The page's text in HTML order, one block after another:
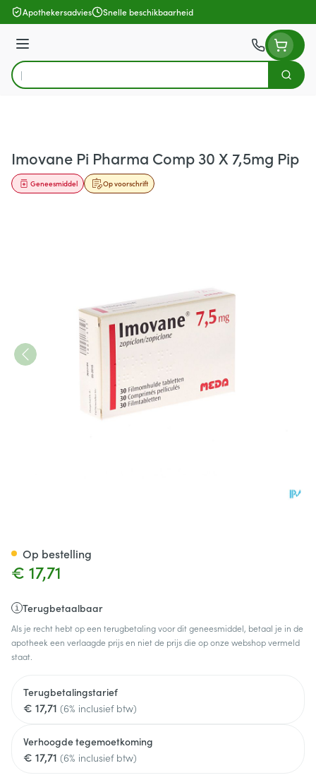
Ga naar de inhoud
Apothekersadvies Snelle beschikbaarheid
Menu
Product, merk, categorie...
Zoek
Imovane Pi Pharma Comp 30 X 7,5mg Pip
Op voorschrift
Geneesmiddel
€ 17,71
Terugbetaalbaar
Als je recht hebt op een terugbetaling voor dit geneesmiddel, betaal je in de
apotheek een verlaagde prijs en niet de prijs die op onze webshop vermeld
staat.
Terugbetalingstarief
€ 17,71 (6% inclusief btw)
Verhoogde tegemoetkoming
€ 17,71 (6% inclusief btw)
Op bestelling